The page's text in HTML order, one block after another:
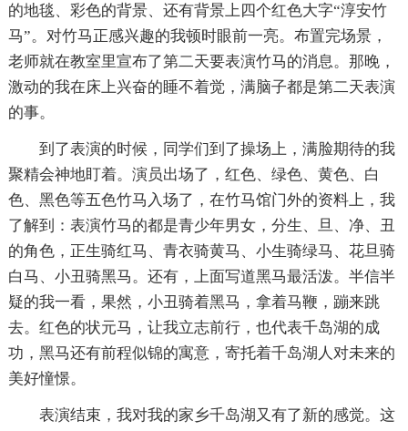
的地毯、彩色的背景、还有背景上四个红色大字“淳安竹
马”。对竹马正感兴趣的我顿时眼前一亮。布置完场景，
老师就在教室里宣布了第二天要表演竹马的消息。那晚，
激动的我在床上兴奋的睡不着觉，满脑子都是第二天表演
的事。
到了表演的时候，同学们到了操场上，满脸期待的我
聚精会神地盯着。演员出场了，红色、绿色、黄色、白
色、黑色等五色竹马入场了，在竹马馆门外的资料上，我
了解到：表演竹马的都是青少年男女，分生、旦、净、丑
的角色，正生骑红马、青衣骑黄马、小生骑绿马、花旦骑
白马、小丑骑黑马。还有，上面写道黑马最活泼。半信半
疑的我一看，果然，小丑骑着黑马，拿着马鞭，蹦来跳
去。红色的状元马，让我立志前行，也代表千岛湖的成
功，黑马还有前程似锦的寓意，寄托着千岛湖人对未来的
美好憧憬。
表演结束，我对我的家乡千岛湖又有了新的感觉。这